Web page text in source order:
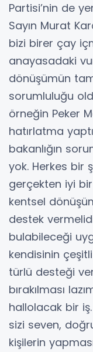
Partisi’nin de
Sayın Murat
bizi birer çay
anayasadaki
dönüşümün
sorumluluğu
örneğin Peker
hatırlatma
bakanlığın
yok. Herkes bir
gerçekten iyi
kentsel
destek
bulabileceği
kendisinin
türlü desteği
bırakılması
hallolacak bir
sizi seven,
kişilerin